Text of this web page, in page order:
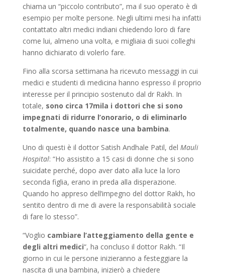
chiama un “piccolo contributo”, ma il suo operato è di
esempio per molte persone. Negli ultimi mesi ha infatti
contattato altri medici indiani chiedendo loro di fare
come lui, almeno una volta, e migliaia di suoi colleghi
hanno dichiarato di volerlo fare.
Fino alla scorsa settimana ha ricevuto messaggi in cui
medici e studenti di medicina hanno espresso il proprio
interesse per il principio sostenuto dal dr Rakh. In
totale, sono circa 17mila i dottori che si sono
impegnati di ridurre l’onorario, o di eliminarlo
totalmente, quando nasce una bambina.
Uno di questi è il dottor Satish Andhale Patil, del Mauli
Hospital: “Ho assistito a 15 casi di donne che si sono
suicidate perché, dopo aver dato alla luce la loro
seconda figlia, erano in preda alla disperazione.
Quando ho appreso dell’impegno del dottor Rakh, ho
sentito dentro di me di avere la responsabilità sociale
di fare lo stesso”.
“Voglio cambiare l’atteggiamento della gente e
degli altri medici“, ha concluso il dottor Rakh. “Il
giorno in cui le persone inizieranno a festeggiare la
nascita di una bambina, inizierò a chiedere